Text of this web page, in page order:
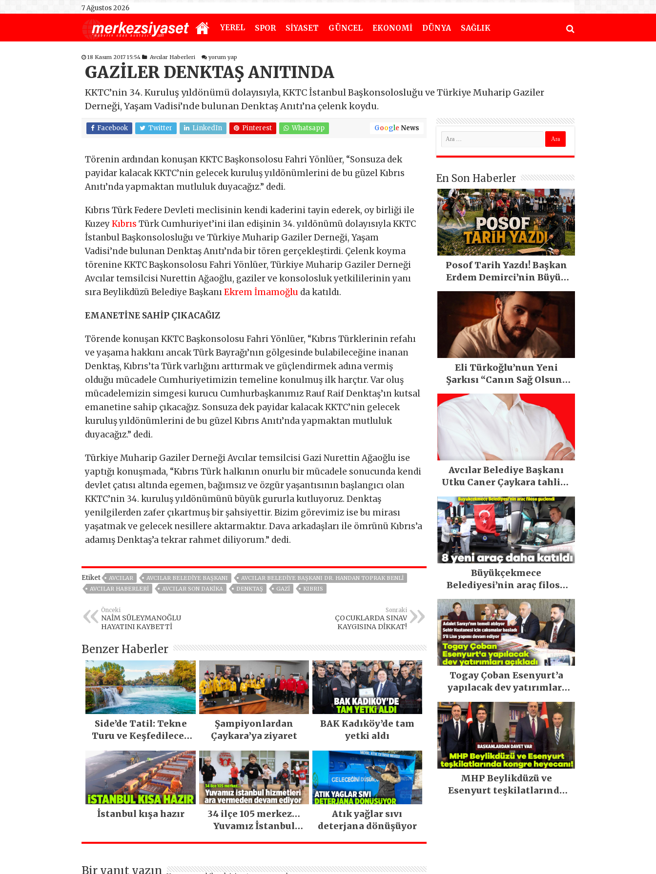
7 Ağustos 2026
YEREL SPOR SİYASET GÜNCEL EKONOMİ DÜNYA SAĞLIK
18 Kasım 2017 15:54 Avcılar Haberleri yorum yap
GAZİLER DENKTAŞ ANITINDA
KKTC’nin 34. Kuruluş yıldönümü dolayısıyla, KKTC İstanbul Başkonsolosluğu ve Türkiye Muharip Gaziler
Derneği, Yaşam Vadisi’nde bulunan Denktaş Anıtı’na çelenk koydu.
Facebook Twitter LinkedIn Pinterest Whatsapp Google News
Törenin ardından konuşan KKTC Başkonsolosu Fahri Yönlüer, “Sonsuza dek
payidar kalacak KKTC’nin gelecek kuruluş yıldönümlerini de bu güzel Kıbrıs
Anıtı’nda yapmaktan mutluluk duyacağız.” dedi.
Kıbrıs Türk Federe Devleti meclisinin kendi kaderini tayin ederek, oy birliği ile
KuzeyKıbrıs Türk Cumhuriyet’ini ilan edişinin 34. yıldönümü dolayısıyla KKTC
İstanbul Başkonsolosluğu ve Türkiye Muharip Gaziler Derneği, Yaşam
Vadisi’nde bulunan Denktaş Anıtı’nda bir tören gerçekleştirdi. Çelenk koyma
törenine KKTC Başkonsolosu Fahri Yönlüer, Türkiye Muharip Gaziler Derneği
Avcılar temsilcisi Nurettin Ağaoğlu, gaziler ve konsolosluk yetkililerinin yanı
sıra Beylikdüzü Belediye BaşkanıEkrem İmamoğlu da katıldı.
EMANETİNE SAHİP ÇIKACAĞIZ
Törende konuşan KKTC Başkonsolosu Fahri Yönlüer, “Kıbrıs Türklerinin refahı
ve yaşama hakkını ancak Türk Bayrağı’nın gölgesinde bulabileceğine inanan
Denktaş, Kıbrıs’ta Türk varlığını arttırmak ve güçlendirmek adına vermiş
olduğu mücadele Cumhuriyetimizin temeline konulmuş ilk harçtır. Var oluş
mücadelemizin simgesi kurucu Cumhurbaşkanımız Rauf Raif Denktaş’ın kutsal
emanetine sahip çıkacağız. Sonsuza dek payidar kalacak KKTC’nin gelecek
kuruluş yıldönümlerini de bu güzel Kıbrıs Anıtı’nda yapmaktan mutluluk
duyacağız.” dedi.
Türkiye Muharip Gaziler Derneği Avcılar temsilcisi Gazi Nurettin Ağaoğlu ise
yaptığı konuşmada, “Kıbrıs Türk halkının onurlu bir mücadele sonucunda kendi
devlet çatısı altında egemen, bağımsız ve özgür yaşantısının başlangıcı olan
KKTC’nin 34. kuruluş yıldönümünü büyük gururla kutluyoruz. Denktaş
yenilgilerden zafer çıkartmuş bir şahsiyettir. Bizim görevimiz ise bu mirası
yaşatmak ve gelecek nesillere aktarmaktır. Dava arkadaşları ile ömrünü Kıbrıs’a
adamış Denktaş’a tekrar rahmet diliyorum.” dedi.
Etiket AVCILAR AVCILAR BELEDIYE BAŞKANI
AVCILAR BELEDIYE BAŞKANI DR. HANDAN TOPRAK BENLI
AVCILAR HABERLERI
AVCILAR SON DAKIKA DENKTAŞ GAZİ KIBRIS
Önceki
NAİM SÜLEYMANOĞLU
HAYATINI KAYBETTİ
Sonraki
ÇOCUKLARDA SINAV
KAYGISINA DİKKAT!
Benzer Haberler
Side’de Tatil: Tekne
Turu ve Keşfedilecek
Şampiyonlardan
Çaykara’ya ziyaret
BAK Kadıköy’de tam
yetki aldı
İstanbul kışa hazır
34 ilçe 105 merkez…
Yuvamız İstanbul
Atık yağlar sıvı
deterjana dönüşüyor
Bir yanıt yazın
En Son Haberler
Posof Tarih Yazdı! Başkan
Erdem Demirci’nin Büyük
Emeğiyle Son Yılların En
Büyük Festivali Gerçekleşti
Eli Türkoğlu’nun Yeni
Şarkısı “Canın Sağ Olsun”
Büyük İlgi Gördü!..
Avcılar Belediye Başkanı
Utku Caner Çaykara tahliye
edildi
Büyükçekmece
Belediyesi’nin araç filosu
güçlendi
Togay Çoban Esenyurt’a
yapılacak dev yatırımları
açıkladı
MHP Beylikdüzü ve
Esenyurt teşkilatlarında